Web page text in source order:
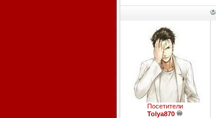
Посетители
Tolya870